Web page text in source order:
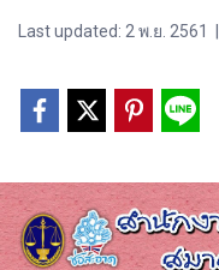
Last updated: 2 พ.ย. 2561